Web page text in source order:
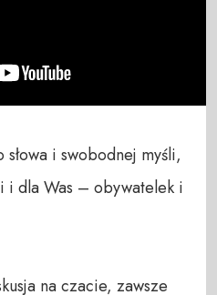
i swobodnej myśli,
i dla Was – obywatelek i
na czacie, zawsze